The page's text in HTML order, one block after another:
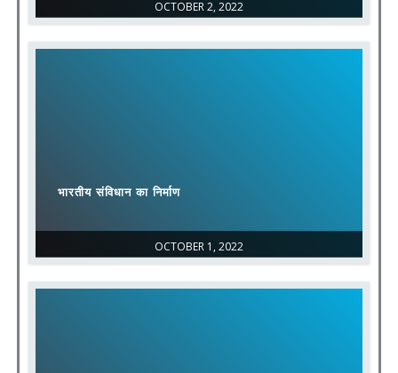
OCTOBER 2, 2022
OCTOBER 1, 2022
भारतीय संविधान का निर्माण